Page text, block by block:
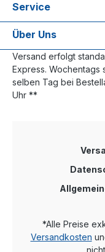
Service
Über Uns
Versand erfolgt
Express. Wochentags
selben Tag bei
Uhr **
*Alle Preise
Versandkosten